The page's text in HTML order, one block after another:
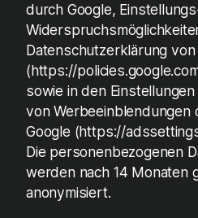
durch Google,
Datenschutzerklärung von
(https://
sowie in den
von Werbeeinblendungen
Google (https://
Die personenbezogenen
werden nach 14 Monaten
anonymisiert.